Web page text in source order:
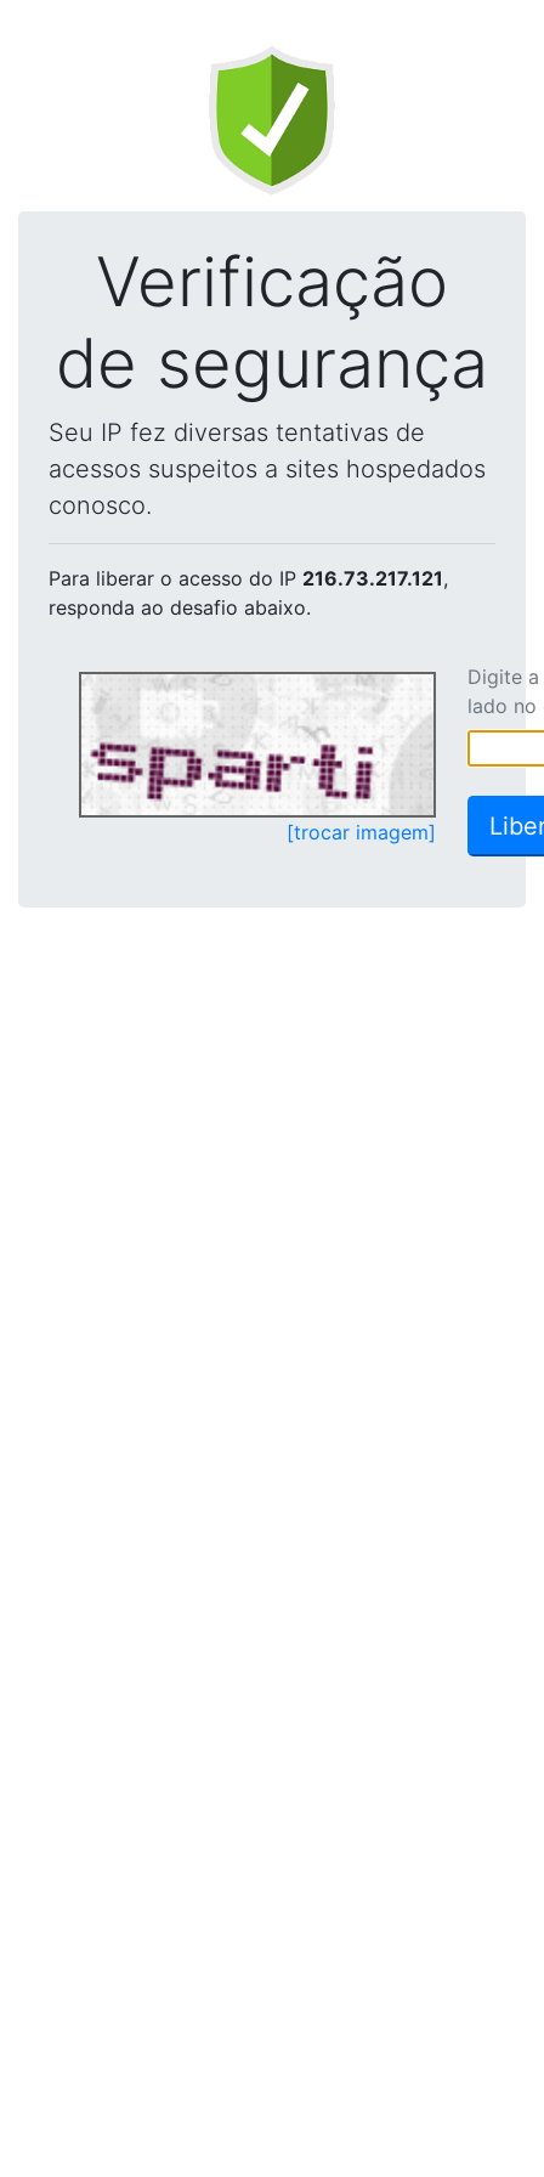
Verificação
de segurança
Seu IP fez diversas tentativas de
acessos suspeitos a sites hospedados
conosco.
Para liberar o acesso do IP 216.73.217.121,
responda ao desafio abaixo.
[trocar imagem]
Digite
lado no